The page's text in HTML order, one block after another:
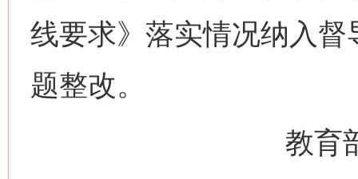
线要求》落实情况纳入
题整改。
教育部